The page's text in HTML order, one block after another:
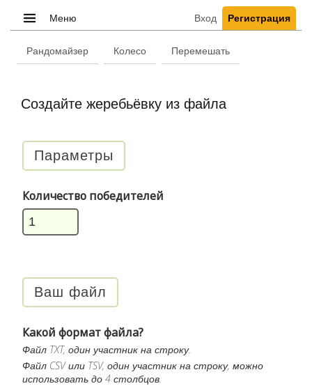
Меню Вход Регистрация
Рандомайзер Колесо Перемешать
Создайте жеребьёвку из файла
Параметры
Количество победителей
Ваш файл
Какой формат файла?
Файл TXT, один участник на строку.
Файл CSV или TSV, один участник на строку, можно
использовать до 4 столбцов.